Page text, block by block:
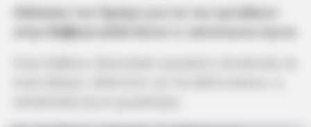
Χάλασαν τον δρόμο για να τον φτιάξουν
Εύβοια